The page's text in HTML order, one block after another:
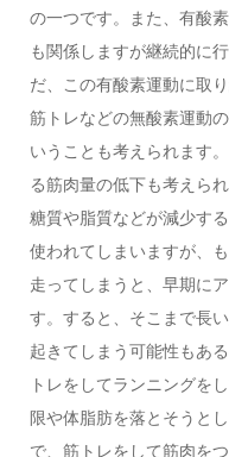
の一つです。また、有酸
も関係しますが継続的に
だ、この有酸素運動に取
筋トレなどの無酸素運動
いうことも考えられます
る筋肉量の低下も考えられ
糖質や脂質などが減少す
使われてしまいますが、
走ってしまうと、早期に
す。すると、そこまで長
起きてしまう可能性もあ
トレをしてランニングを
限や体脂肪を落とそうと
で、筋トレをして筋肉を